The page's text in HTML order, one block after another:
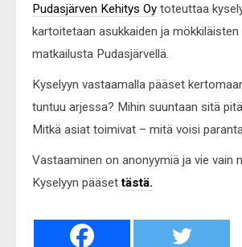
Pudasjärven Kehitys Oy toteuttaa
kartoitetaan asukkaiden ja mökkiläisten
matkailusta Pudasjärvellä.
Kyselyyn vastaamalla pääset
tuntuu arjessa? Mihin suuntaan sitä
Mitkä asiat toimivat – mitä voisi
Vastaaminen on anonyymiä ja vie vain
Kyselyyn pääsettästä.